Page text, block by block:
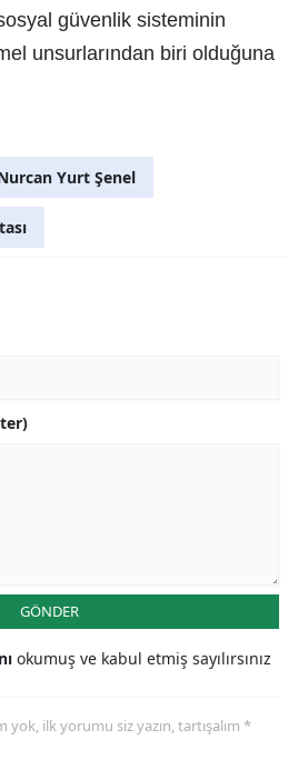
güvenlik sisteminin
unsurlarından biri olduğuna
Yurt Şenel
GÖNDER
okumuş ve kabul etmiş sayılırsınız
ilk yorumu siz yazın, tartışalım *